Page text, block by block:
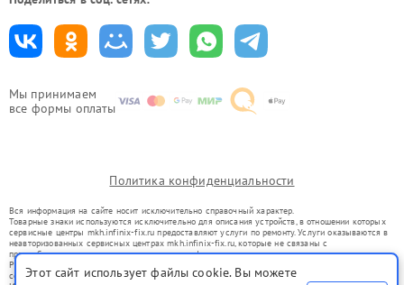
Мы принимаем
все формы оплаты
Политика конфиденциальности
Вся информация на сайте носит исключительно справочный характер.
Товарные знаки используются исключительно для описания устройств, в отношении которых
сервисные центры mkh.infinix-fix.ru предоставляют услуги по ремонту. Услуги оказываются в
неавторизованных сервисных центрах mkh.infinix-fix.ru, которые не связаны с
правообладателями товарных знаков или их официальными представителями.
Ремонт осуществляется для устройств, уже введенных в гражданский оборот в соответствии
со статьей 1487 ГК РФ.
Этот сайт использует файлы cookie. Вы можете